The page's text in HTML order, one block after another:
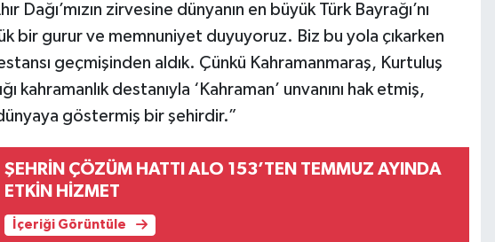
Dağı’mızın zirvesine dünyanın en büyük Türk Bayrağı’nı
bir gurur ve memnuniyet duyuyoruz. Biz bu yola çıkarken
geçmişinden aldık. Çünkü Kahramanmaraş, Kurtuluş
kahramanlık destanıyla ‘Kahraman’ unvanını hak etmiş,
göstermiş bir şehirdir.”
ŞEHRİN ÇÖZÜM HATTI ALO 153’TEN TEMMUZ AYINDA
ETKİN HİZMET
İçeriği Görüntüle